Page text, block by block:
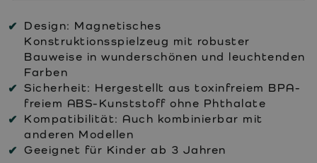
Design: Magnetisches
Konstruktionsspielzeug mit robuster
Bauweise in wunderschönen und leuchtenden
Farben
Sicherheit: Hergestellt aus toxinfreiem BPA-
freiem ABS-Kunststoff ohne Phthalate
Kompatibilität: Auch kombinierbar mit
anderen Modellen
Geeignet für Kinder ab 3 Jahren